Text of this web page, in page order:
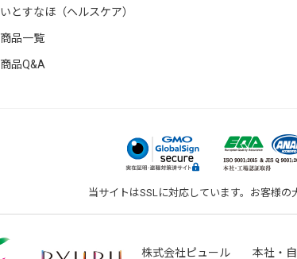
いとすなほ（ヘルスケア）
商品一覧
商品Q&A
当サイトはSSLに対応しています。お客様
株式会社ピュール 本社・自